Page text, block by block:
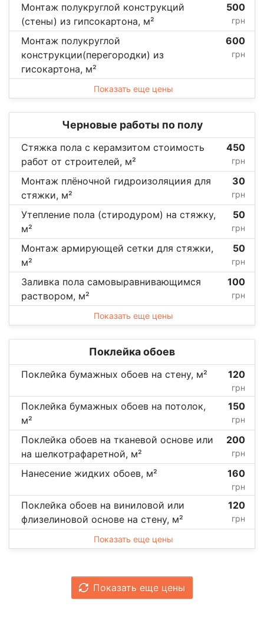
Монтаж полукруглой конструкций
(стены) из гипсокартона, м²
500
грн
Монтаж полукруглой
конструкции(перегородки) из
гисокартона, м²
600
грн
Показать еще цены
Черновые работы по полу
Стяжка пола с керамзитом стоимость
работ от строителей, м²
450
грн
Монтаж плёночной гидроизоляциия для
стяжки, м²
30
грн
Утепление пола (стиродуром) на стяжку,
м²
50
грн
Монтаж армирующей сетки для стяжки,
м²
50
грн
Заливка пола самовыравнивающимся
раствором, м²
100
грн
Показать еще цены
Поклейка обоев
Поклейка бумажных обоев на стену, м² 120
грн
Поклейка бумажных обоев на потолок,
м²
150
грн
Поклейка обоев на тканевой основе или
на шелкотрафаретной, м²
200
грн
Нанесение жидких обоев, м² 160
грн
Поклейка обоев на виниловой или
флизелиновой основе на стену, м²
120
грн
Показать еще цены
Показать еще цены